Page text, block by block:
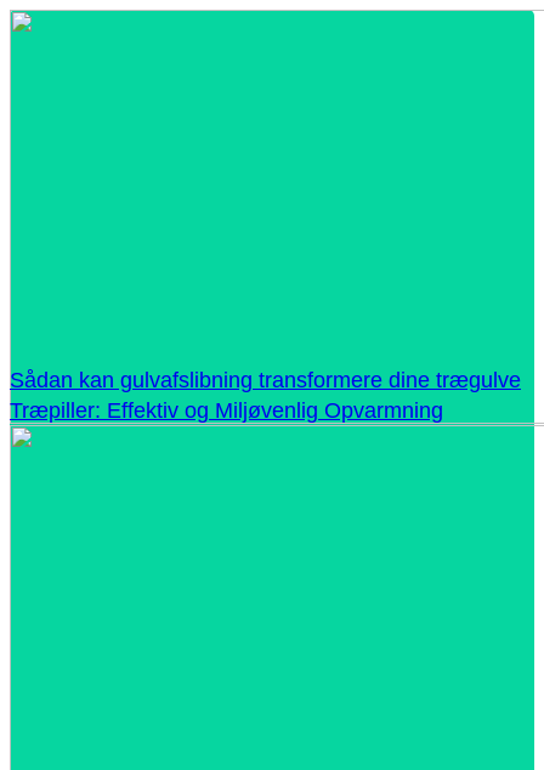
Sådan kan gulvafslibning transformere dine trægulve
Træpiller: Effektiv og Miljøvenlig Opvarmning